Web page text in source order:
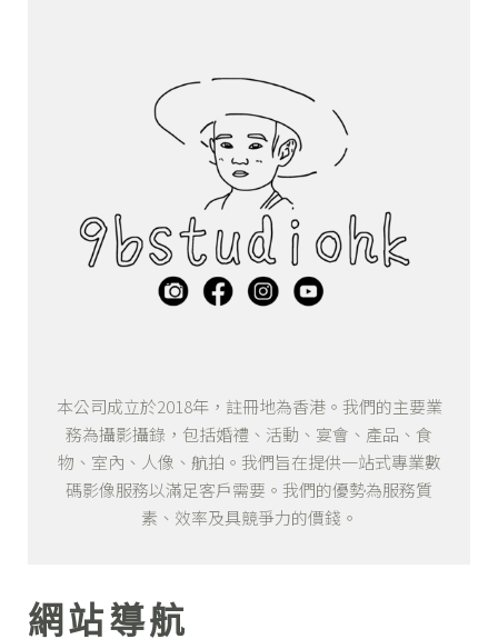
本公司成立於2018年，註冊地為香港。我們的主要業
務為攝影攝錄，包括婚禮、活動、宴會、產品、食
物、室內、人像、航拍。我們旨在提供一站式專業數
碼影像服務以滿足客戶需要。我們的優勢為服務質
素、效率及具競爭力的價錢。
網站導航